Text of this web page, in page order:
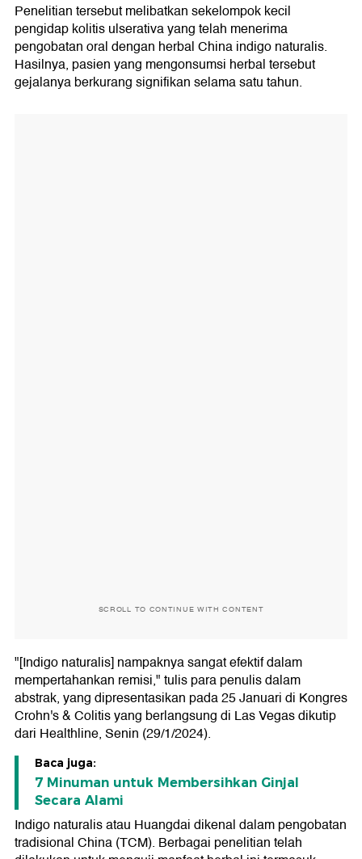
Penelitian tersebut melibatkan sekelompok kecil
pengidap kolitis ulserativa yang telah menerima
pengobatan oral dengan herbal China indigo naturalis.
Hasilnya, pasien yang mengonsumsi herbal tersebut
gejalanya berkurang signifikan selama satu tahun.
SCROLL TO CONTINUE WITH CONTENT
"[Indigo naturalis] nampaknya sangat efektif dalam
mempertahankan remisi," tulis para penulis dalam
abstrak, yang dipresentasikan pada 25 Januari di Kongres
Crohn's & Colitis yang berlangsung di Las Vegas dikutip
dari Healthline, Senin (29/1/2024).
Baca juga:
7 Minuman untuk Membersihkan Ginjal
Secara Alami
Indigo naturalis atau Huangdai dikenal dalam pengobatan
tradisional China (TCM). Berbagai penelitian telah